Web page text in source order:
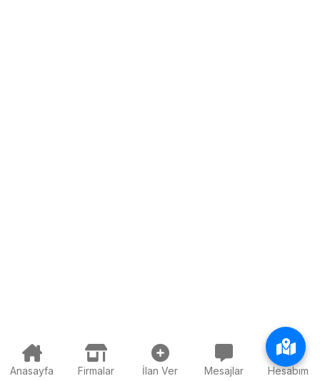
Anasayfa Firmalar İlan Ver Mesajlar Hesabım